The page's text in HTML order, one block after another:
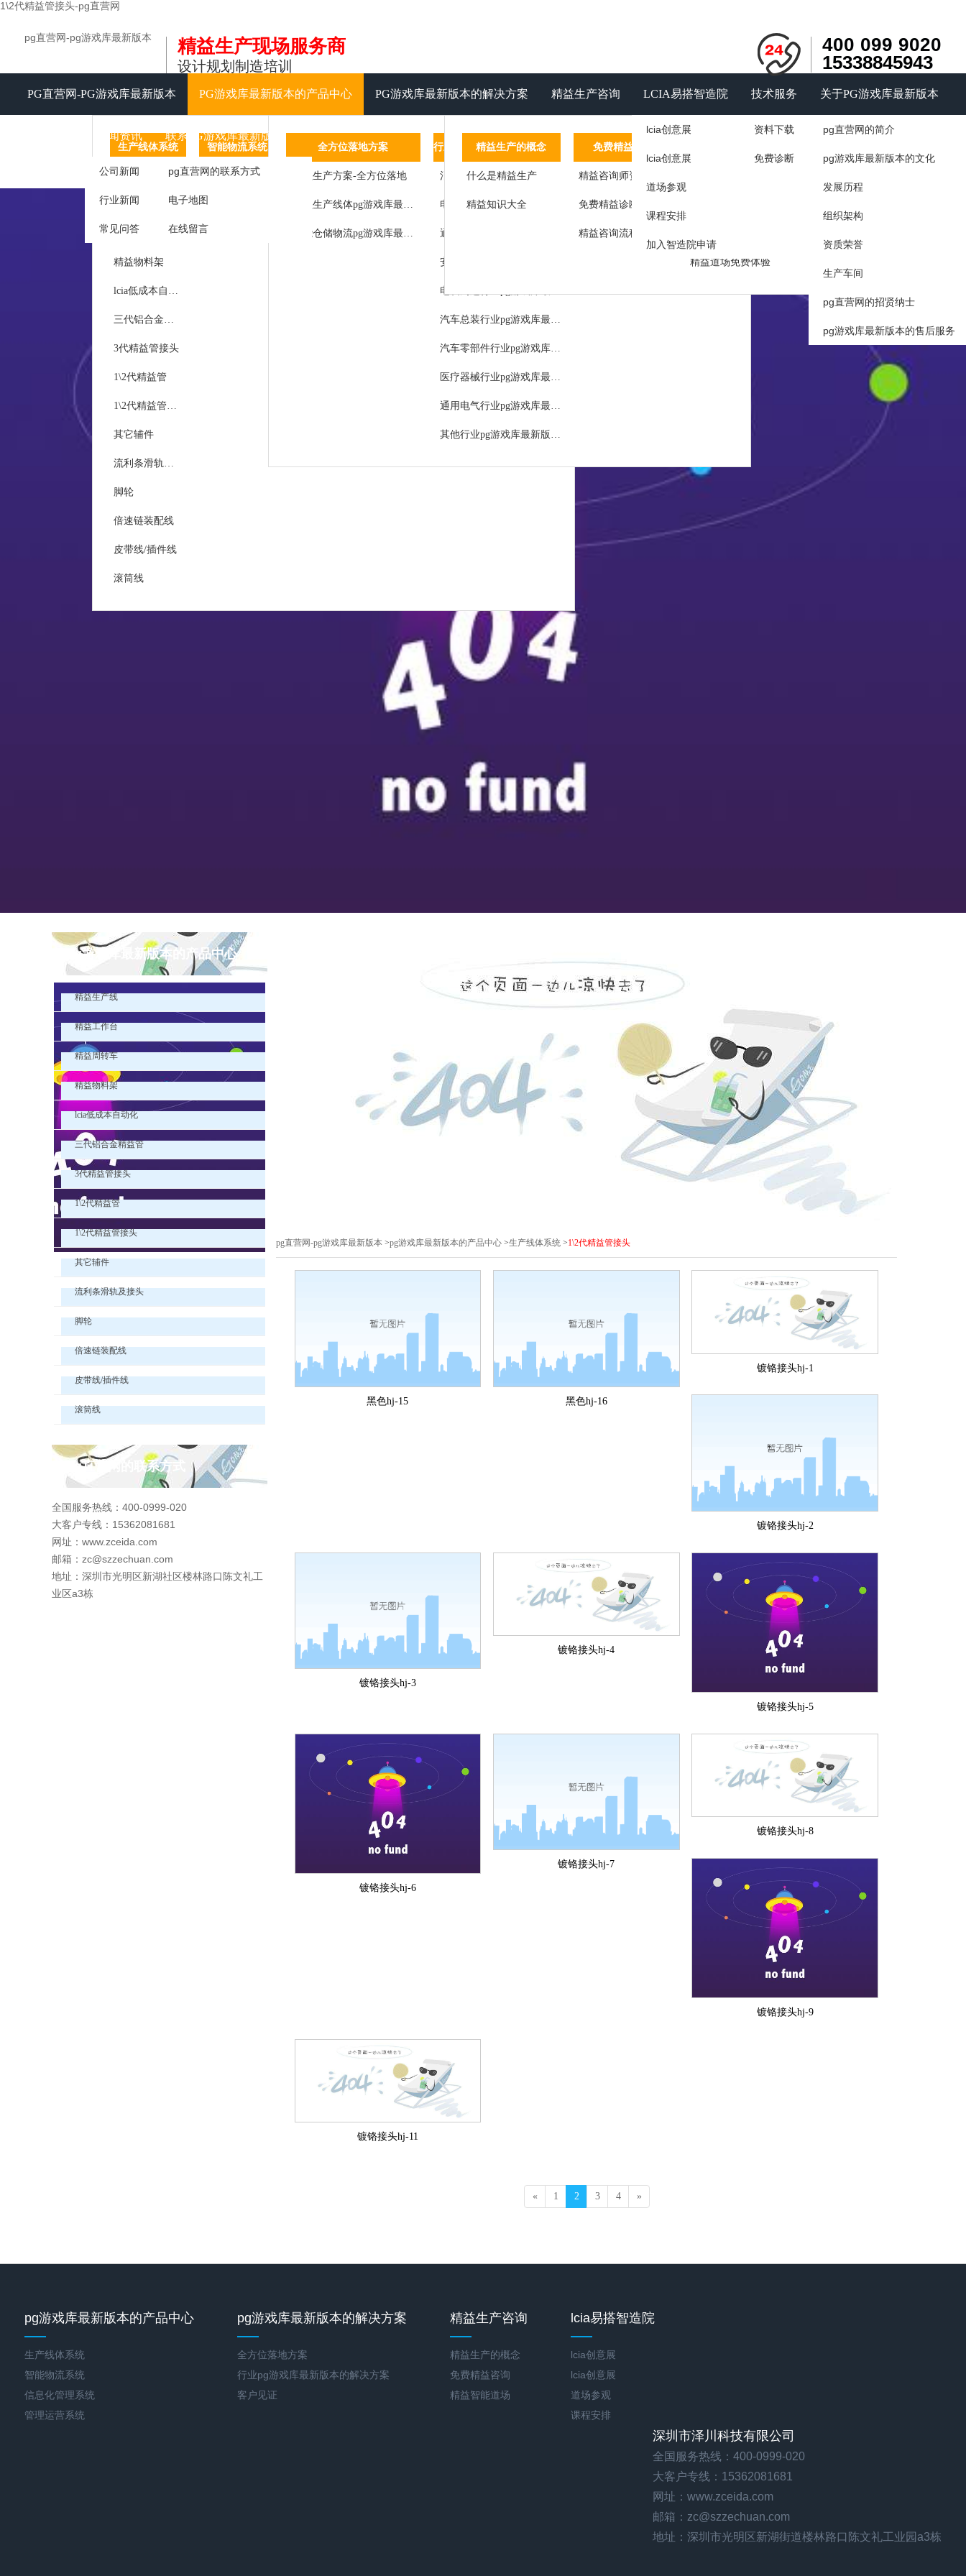
1\2代精益管接头-pg直营网
pg直营网-pg游戏库最新版本 精益生产现场服务商
设计规划制造培训
400 099 9020
15338845943
PG直营网-PG游戏库最新版本 PG游戏库最新版本的产品中心
生产线体系统
精益生产线
精益工作台
精益周转车
精益物料架
lcia低成本自动化
三代铝合金精益管
3代精益管接头
1\2代精益管
1\2代精益管接头
其它辅件
流利条滑轨及接头
脚轮
倍速链装配线
皮带线/插件线
滚筒线
智能物流系统
agv智能
智能仓储
仓库仓储货架
信息化管理系统
tpm设备管理
工艺参数汇总记录于数据服务器
工作状态
管理运营系统
标准作业
精益道场
精益辅导
PG游戏库最新版本的解决方案
全方位落地方案
精益生产方案-全方位落地
精益生产线体pg游戏库最新版本的解决方案
智能仓储物流pg游戏库最新版本的解决方案
汽车总装行业pg游戏库最新版本的解决方案
汽车零部件行业pg游戏库最新版本的解决方案
医疗器械行业pg游戏库最新版本的解决方案
通用电气行业pg游戏库最新版本的解决方案
其他行业pg游戏库最新版本的解决方案
客户见证
标杆客户
客户感言
改进成果
精益生产咨询
精益生产的概念
什么是精益生产
精益知识大全
免费精益咨询
精益咨询师资力量
免费精益诊断咨询
精益咨询流程
精益道场免费体验
LCIA易搭智造院
lcia创意展
lcia创意展
道场参观
课程安排
加入智造院申请
技术服务
资料下载
免费诊断
关于PG游戏库最新版本
pg直营网的简介
pg游戏库最新版本的文化
发展历程
组织架构
资质荣誉
生产车间
pg直营网的招贤纳士
pg游戏库最新版本的售后服务
新闻资讯
公司新闻
行业新闻
常见问答
联系PG游戏库最新版本
pg直营网的联系方式
电子地图
在线留言
pg游戏库最新版本的产品中心
精益生产线
精益工作台
精益周转车
精益物料架
lcia低成本自动化
三代铝合金精益管
3代精益管接头
1\2代精益管
1\2代精益管接头
其它辅件
流利条滑轨及接头
脚轮
倍速链装配线
皮带线/插件线
滚筒线
pg直营网的联系方式
全国服务热线：400-0999-020
大客户专线：15362081681
网址：www.zceida.com
邮箱： zc@szzechuan.com
地址：深圳市光明区新湖社区楼林路口陈文礼工
业区a3栋
pg直营网-pg游戏库最新版本 >pg游戏库最新版本的产品中心 >生产线体系统 >1\2代精益管接头
黑色hj-15 黑色hj-16
镀铬接头hj-1
镀铬接头hj-2
镀铬接头hj-3
镀铬接头hj-4
镀铬接头hj-5
镀铬接头hj-6
镀铬接头hj-7
镀铬接头hj-8
镀铬接头hj-9
镀铬接头hj-11
« 1 2 3 4 »
pg游戏库最新版本的产品中心
生产线体系统
智能物流系统
信息化管理系统
管理运营系统
pg游戏库最新版本的解决方案
全方位落地方案
行业pg游戏库最新版本的解决方案
客户见证
精益生产咨询
精益生产的概念
免费精益咨询
精益智能道场
lcia易搭智造院
lcia创意展
lcia创意展
道场参观
课程安排
深圳市泽川科技有限公司
全国服务热线：400-0999-020
大客户专线：15362081681
网址：www.zceida.com
邮箱： zc@szzechuan.com
地址：深圳市光明区新湖街道楼林路口陈文礼工业园a3栋